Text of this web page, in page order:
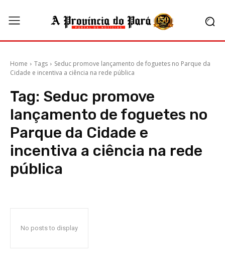
Home Tags
Seduc promove lançamento de foguetes no Parque da
Cidade e incentiva a ciência na rede pública
Tag: Seduc promove
lançamento de foguetes no
Parque da Cidade e
incentiva a ciência na rede
pública
No posts to display